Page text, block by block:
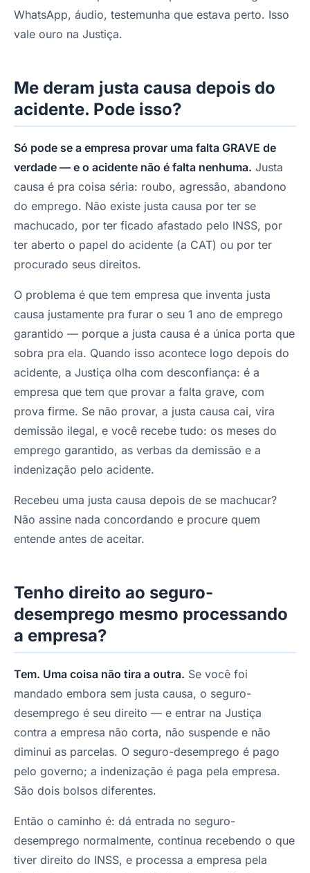
WhatsApp, áudio, testemunha que estava perto. Isso
vale ouro na Justiça.
Me deram justa causa depois do
acidente. Pode isso?
Só pode se a empresa provar uma falta GRAVE de
verdade — e o acidente não é falta nenhuma. Justa
causa é pra coisa séria: roubo, agressão, abandono
do emprego. Não existe justa causa por ter se
machucado, por ter ficado afastado pelo INSS, por
ter aberto o papel do acidente (a CAT) ou por ter
procurado seus direitos.
O problema é que tem empresa que inventa justa
causa justamente pra furar o seu 1 ano de emprego
garantido — porque a justa causa é a única porta que
sobra pra ela. Quando isso acontece logo depois do
acidente, a Justiça olha com desconfiança: é a
empresa que tem que provar a falta grave, com
prova firme. Se não provar, a justa causa cai, vira
demissão ilegal, e você recebe tudo: os meses do
emprego garantido, as verbas da demissão e a
indenização pelo acidente.
Recebeu uma justa causa depois de se machucar?
Não assine nada concordando e procure quem
entende antes de aceitar.
Tenho direito ao seguro-
desemprego mesmo processando
a empresa?
Tem. Uma coisa não tira a outra. Se você foi
mandado embora sem justa causa, o seguro-
desemprego é seu direito — e entrar na Justiça
contra a empresa não corta, não suspende e não
diminui as parcelas. O seguro-desemprego é pago
pelo governo; a indenização é paga pela empresa.
São dois bolsos diferentes.
Então o caminho é: dá entrada no seguro-
desemprego normalmente, continua recebendo o que
tiver direito do INSS, e processa a empresa pela